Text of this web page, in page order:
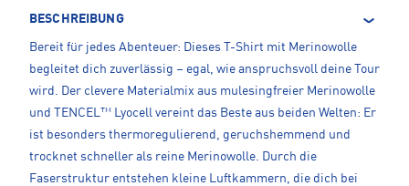
BESCHREIBUNG
Bereit für jedes Abenteuer: Dieses T-Shirt mit Merinowolle
begleitet dich zuverlässig – egal, wie anspruchsvoll deine Tour
wird. Der clevere Materialmix aus mulesingfreier Merinowolle
und TENCEL™ Lyocell vereint das Beste aus beiden Welten: Er
ist besonders thermoregulierend, geruchshemmend und
trocknet schneller als reine Merinowolle. Durch die
Faserstruktur entstehen kleine Luftkammern, die dich bei